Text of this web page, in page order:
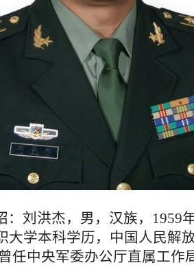
刘洪杰，男，汉族，1959
大学本科学历，中国人民解
任中央军委办公厅直属工作